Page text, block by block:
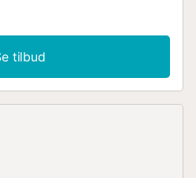
TV med internettilgang,
Barneseng og barnestol
avgift. Gjestene kan nyte en
m², uten tak og med
for
tilbud